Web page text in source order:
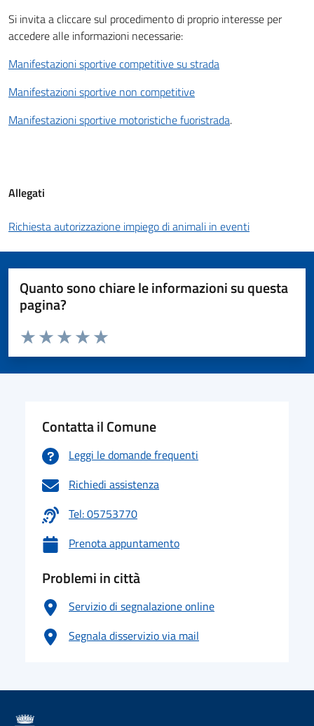
Si invita a cliccare sul procedimento di proprio interesse per
accedere alle informazioni necessarie:
Manifestazioni sportive competitive su strada
Manifestazioni sportive non competitive
Manifestazioni sportive motoristiche fuoristrada.
Allegati
Richiesta autorizzazione impiego di animali in eventi
Quanto sono chiare le informazioni su questa
pagina?
Valuta da 1 a 5 stelle la pagina
Valuta 5 stelle su 5
Valuta 4 stelle su 5
Valuta 3 stelle su 5
Valuta 2 stelle su 5
Valuta 1 stelle su 5
Contatta il Comune
Leggi le domande frequenti
Richiedi assistenza
Tel: 05753770
Prenota appuntamento
Problemi in città
Servizio di segnalazione online
Segnala disservizio via mail
logo Unione Europea